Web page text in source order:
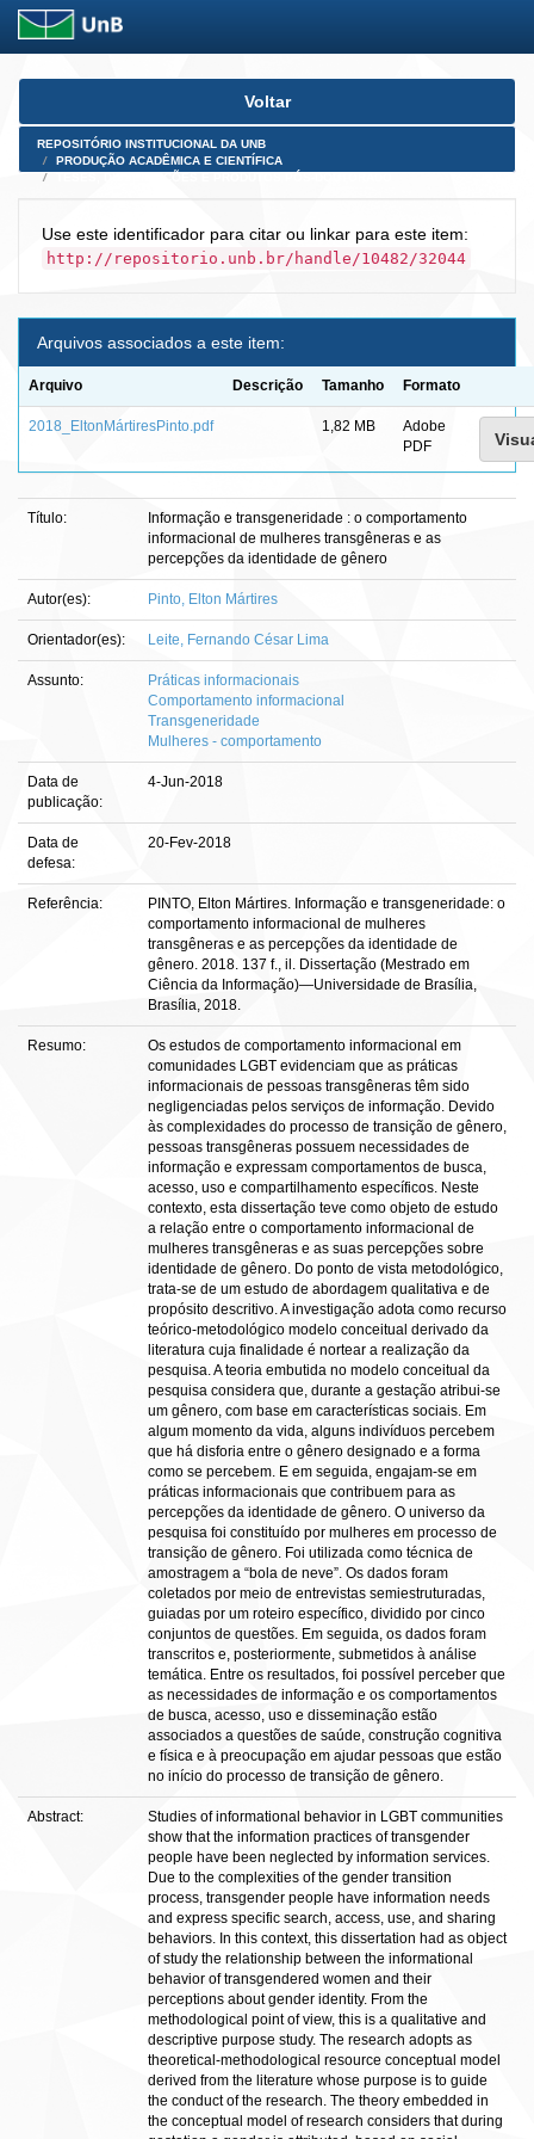
Skip
Voltar
REPOSITÓRIO INSTITUCIONAL DA UNB
PRODUÇÃO ACADÊMICA E CIENTÍFICA
Use este identificador para citar ou linkar para este item:
http://repositorio.unb.br/handle/10482/32044
Arquivos associados a este item:
Arquivo Descrição Tamanho Formato
2018_EltonMártiresPinto.pdf 1,82 MB
Adobe
PDF
Título:
Informação e transgeneridade : o comportamento
informacional de mulheres transgêneras e as
percepções da identidade de gênero
Autor(es): Pinto, Elton Mártires
Orientador(es): Leite, Fernando César Lima
Assunto:
Práticas informacionais
Comportamento informacional
Transgeneridade
Mulheres - comportamento
Data de
publicação:
4-Jun-2018
Data de
defesa:
20-Fev-2018
Referência:
PINTO, Elton Mártires. Informação e transgeneridade: o
comportamento informacional de mulheres
transgêneras e as percepções da identidade de
gênero. 2018. 137 f., il. Dissertação (Mestrado em
Ciência da Informação)—Universidade de Brasília,
Brasília, 2018.
Resumo:
Os estudos de comportamento informacional em
comunidades LGBT evidenciam que as práticas
informacionais de pessoas transgêneras têm sido
negligenciadas pelos serviços de informação. Devido
às complexidades do processo de transição de gênero,
pessoas transgêneras possuem necessidades de
informação e expressam comportamentos de busca,
acesso, uso e compartilhamento específicos. Neste
contexto, esta dissertação teve como objeto de estudo
a relação entre o comportamento informacional de
mulheres transgêneras e as suas percepções sobre
identidade de gênero. Do ponto de vista metodológico,
trata-se de um estudo de abordagem qualitativa e de
propósito descritivo. A investigação adota como recurso
teórico-metodológico modelo conceitual derivado da
literatura cuja finalidade é nortear a realização da
pesquisa. A teoria embutida no modelo conceitual da
pesquisa considera que, durante a gestação atribui-se
um gênero, com base em características sociais. Em
algum momento da vida, alguns indivíduos percebem
que há disforia entre o gênero designado e a forma
como se percebem. E em seguida, engajam-se em
práticas informacionais que contribuem para as
percepções da identidade de gênero. O universo da
pesquisa foi constituído por mulheres em processo de
transição de gênero. Foi utilizada como técnica de
amostragem a “bola de neve”. Os dados foram
coletados por meio de entrevistas semiestruturadas,
guiadas por um roteiro específico, dividido por cinco
conjuntos de questões. Em seguida, os dados foram
transcritos e, posteriormente, submetidos à análise
temática. Entre os resultados, foi possível perceber que
as necessidades de informação e os comportamentos
de busca, acesso, uso e disseminação estão
associados a questões de saúde, construção cognitiva
e física e à preocupação em ajudar pessoas que estão
no início do processo de transição de gênero.
Abstract:
Studies of informational behavior in LGBT communities
show that the information practices of transgender
people have been neglected by information services.
Due to the complexities of the gender transition
process, transgender people have information needs
and express specific search, access, use, and sharing
behaviors. In this context, this dissertation had as object
of study the relationship between the informational
behavior of transgendered women and their
perceptions about gender identity. From the
methodological point of view, this is a qualitative and
descriptive purpose study. The research adopts as
theoretical-methodological resource conceptual model
derived from the literature whose purpose is to guide
the conduct of the research. The theory embedded in
the conceptual model of research considers that during